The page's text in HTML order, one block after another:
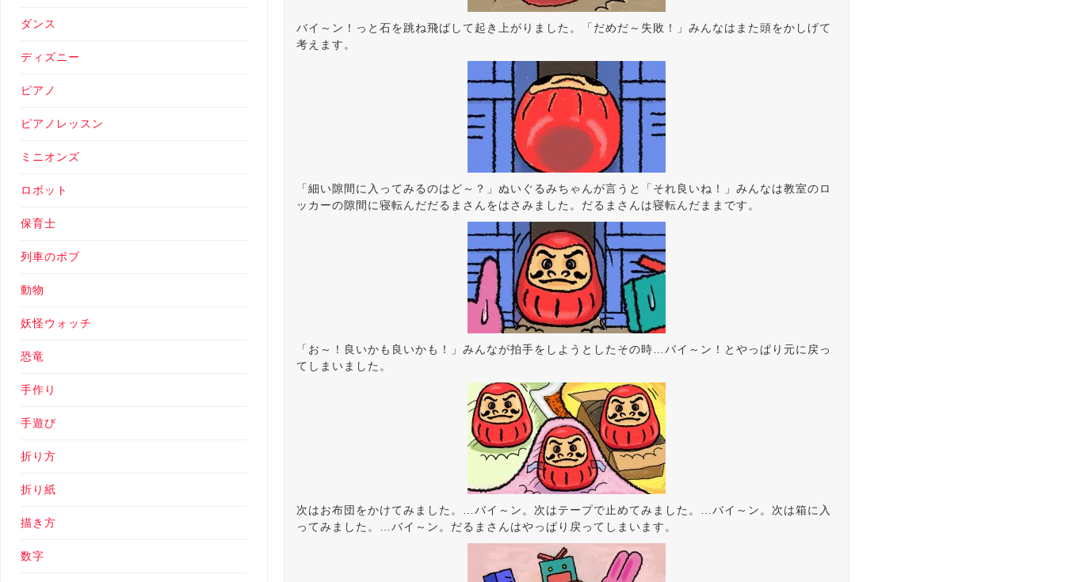
バイ～ン！っと石を跳ね飛ばして起き上がりました。「だめだ～失敗！」みんなはまた頭をかしげて
考えます。
「細い隙間に入ってみるのはど～？」ぬいぐるみちゃんが言うと「それ良いね！」みんなは教室のロ
ッカーの隙間に寝転んだだるまさんをはさみました。だるまさんは寝転んだままです。
「お～！良いかも良いかも！」みんなが拍手をしようとしたその時…バイ～ン！とやっぱり元に戻っ
てしまいました。
次はお布団をかけてみました。…バイ～ン。次はテープで止めてみました。…バイ～ン。次は箱に入
ってみました。…バイ～ン。だるまさんはやっぱり戻ってしまいます。
ダンス
ディズニー
ピアノ
ピアノレッスン
ミニオンズ
ロボット
保育士
列車のボブ
動物
妖怪ウォッチ
恐竜
手作り
手遊び
折り方
折り紙
描き方
数字